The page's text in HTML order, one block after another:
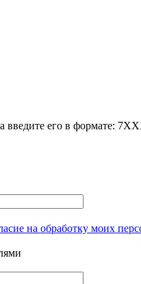
введите его в формате:
на обработку моих